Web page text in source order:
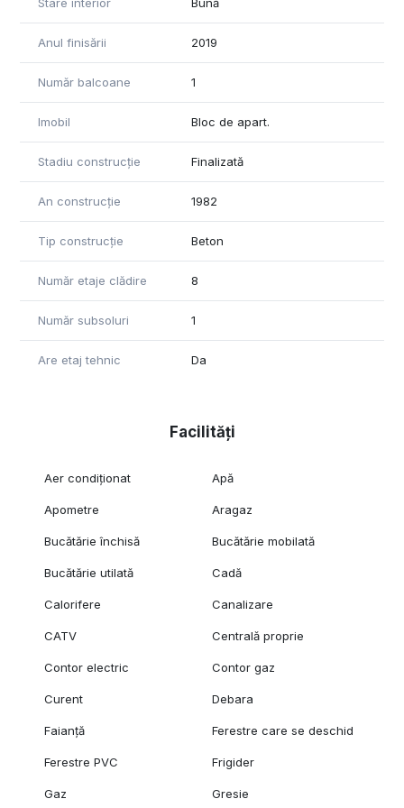
Anul finisării 2019
Număr balcoane 1
Imobil Bloc de apart.
Stadiu construcție Finalizată
An construcție 1982
Tip construcție Beton
Număr etaje clădire 8
Număr subsoluri 1
Are etaj tehnic Da
Facilități
Aer condiționat Apă
Apometre Aragaz
Bucătărie închisă Bucătărie mobilată
Bucătărie utilată Cadă
Calorifere Canalizare
CATV Centrală proprie
Contor electric Contor gaz
Curent Debara
Faianță Ferestre care se deschid
Ferestre PVC Frigider
Gaz Gresie